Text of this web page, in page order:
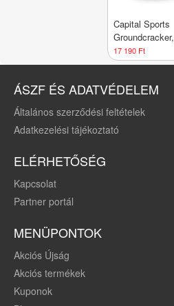
Capital Sports
Groundcracker,
fekete, 15 kg,
slamball, gumi
17 190 Ft
ÁSZF ÉS ADATVÉDELEM
Általános szerződési feltételek
Adatkezelési tájékoztató
ELÉRHETŐSÉG
Kapcsolat
Partner portál
MENÜPONTOK
Akciós Újság
Akciós termékek
Kuponok